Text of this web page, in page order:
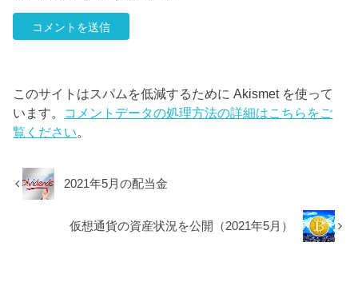
このサイトはスパムを低減するために Akismet を使って
います。 コメントデータの処理方法の詳細はこちらをご
覧ください。
2021年5月の配当金
仮想通貨の資産状況を公開（2021年5月）